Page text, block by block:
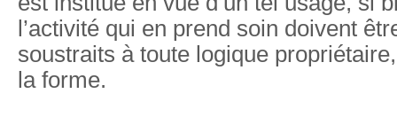
l’activité qui en prend soin doivent
soustraits à toute logique
la forme.